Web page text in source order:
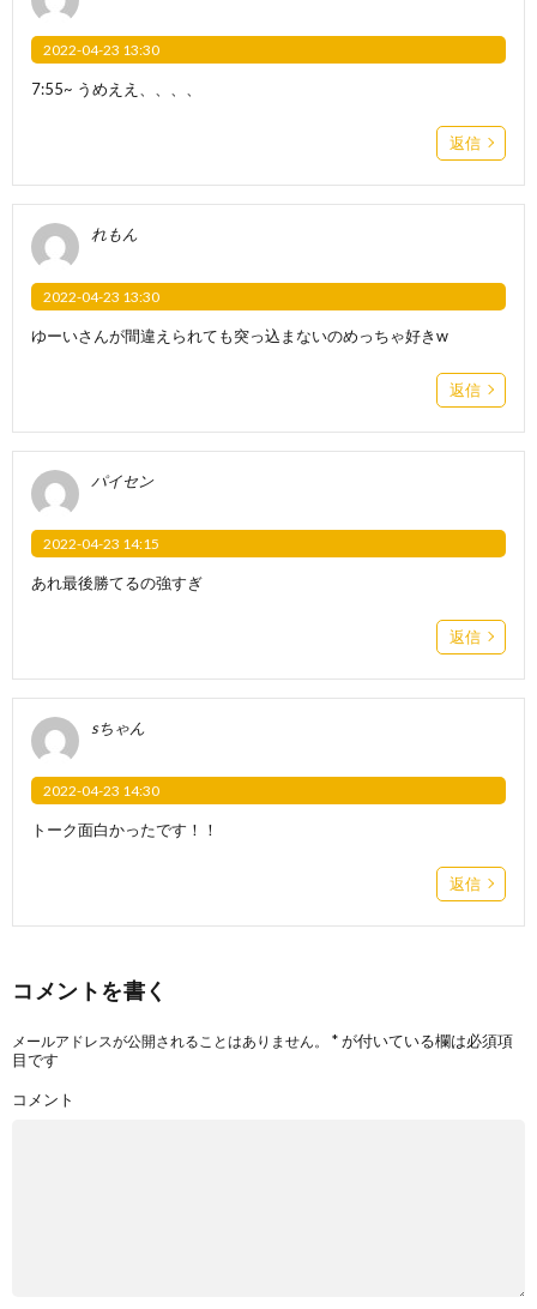
2022-04-23 13:30
7:55~ うめええ、、、、
返信
れもん
2022-04-23 13:30
ゆーいさんが間違えられても突っ込まないのめっちゃ好きw
返信
パイセン
2022-04-23 14:15
あれ最後勝てるの強すぎ
返信
sちゃん
2022-04-23 14:30
トーク面白かったです！！
返信
コメントを書く
メールアドレスが公開されることはありません。 *が付いている欄は必須項
目です
コメント